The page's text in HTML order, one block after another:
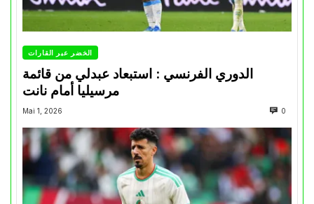
الخضر عبر القارات
الدوري الفرنسي : استبعاد عبدلي من قائمة
مرسيليا أمام نانت
Mai 1, 2026 0